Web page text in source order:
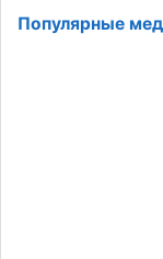
Популярные